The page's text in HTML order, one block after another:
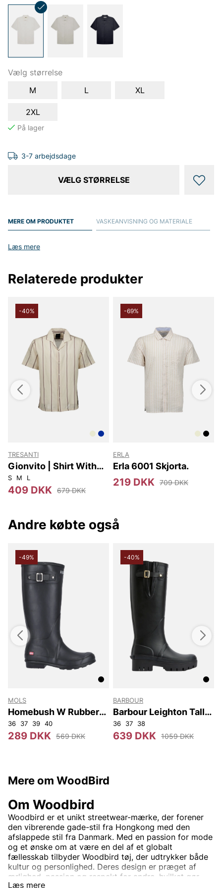
Vælg størrelse
M
L XL
2XL
3-7 arbejdsdage
VÆLG STØRRELSE
MERE OM PRODUKTET
Læs mere
VASKEANVISNING OG MATERIALE
Relaterede produkter
-40%
TRESANTI
Gionvito | Shirt With
Stripe
S M L
409 DKK 679 DKK
-69%
ERLA
Erla 6001 Skjorta.
219 DKK 709 DKK
Andre købte også
-49%
MOLS
Homebush W Rubber
Boot
36 37 39 40
289 DKK 569 DKK
-40%
BARBOUR
Barbour Leighton Tall
Welly
36 37 38
639 DKK 1059 DKK
Mere om WoodBird
Læs mere
Om Woodbird
Woodbird er et unikt streetwear-mærke, der forener
den vibrerende gade-stil fra Hongkong med den
afslappede stil fra Danmark. Med en passion for mode
og et ønske om at være en del af et globalt
fællesskab tilbyder Woodbird tøj, der udtrykker både
kultur og personlighed. Deres design er præget af
ærlighed, passion og respekt for andre, hvilket gør